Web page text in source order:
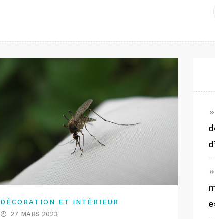
DÉCORATION ET INTÉRIEUR
27 MARS 2023